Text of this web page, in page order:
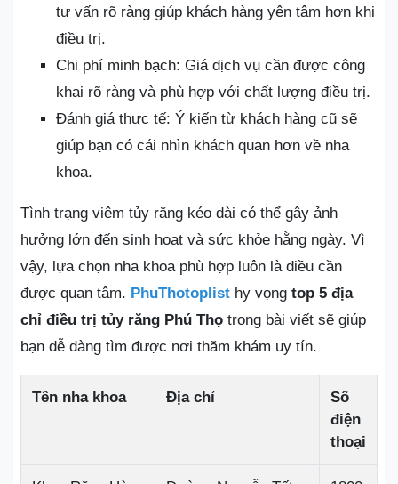
tư vấn rõ ràng giúp khách hàng yên tâm hơn khi
điều trị.
Chi phí minh bạch: Giá dịch vụ cần được công
khai rõ ràng và phù hợp với chất lượng điều trị.
Đánh giá thực tế: Ý kiến từ khách hàng cũ sẽ
giúp bạn có cái nhìn khách quan hơn về nha
khoa.
Tình trạng viêm tủy răng kéo dài có thể gây ảnh
hưởng lớn đến sinh hoạt và sức khỏe hằng ngày. Vì
vậy, lựa chọn nha khoa phù hợp luôn là điều cần
được quan tâm. PhuThotoplist hy vọng top 5 địa
chỉ điều trị tủy răng Phú Thọ trong bài viết sẽ giúp
bạn dễ dàng tìm được nơi thăm khám uy tín.
Tên nha khoa Địa chỉ
Số
điện
thoại